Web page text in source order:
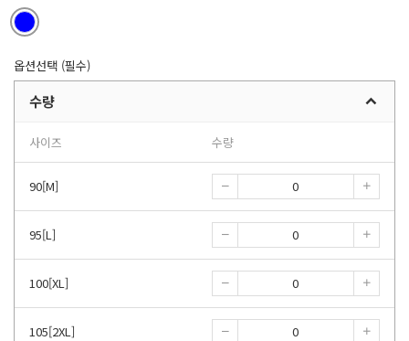
옵션선택 (필수)
수량
사이즈 수량
90[M]
95[L]
100[XL]
105[2XL]